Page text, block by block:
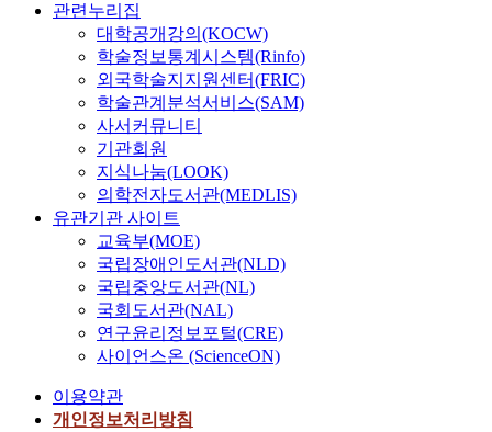
관련누리집
대학공개강의(KOCW)
학술정보통계시스템(Rinfo)
외국학술지지원센터(FRIC)
학술관계분석서비스(SAM)
사서커뮤니티
기관회원
지식나눔(LOOK)
의학전자도서관(MEDLIS)
유관기관 사이트
교육부(MOE)
국립장애인도서관(NLD)
국립중앙도서관(NL)
국회도서관(NAL)
연구윤리정보포털(CRE)
사이언스온 (ScienceON)
이용약관
개인정보처리방침